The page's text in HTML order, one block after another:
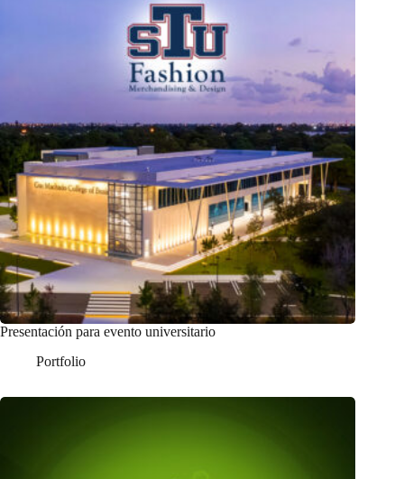
Presentación para evento universitario
Portfolio